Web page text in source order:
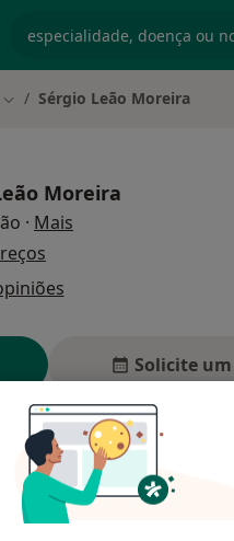
Mudar de cidade
Sérgio Leão Moreira
Moreira
· Mais
Solicite
Consultórios